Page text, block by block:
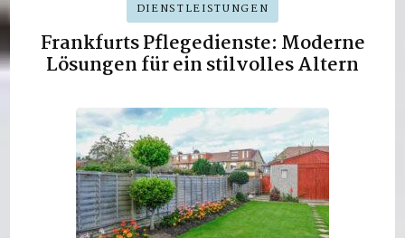
DIENSTLEISTUNGEN
Frankfurts Pflegedienste: Moderne
Lösungen für ein stilvolles Altern